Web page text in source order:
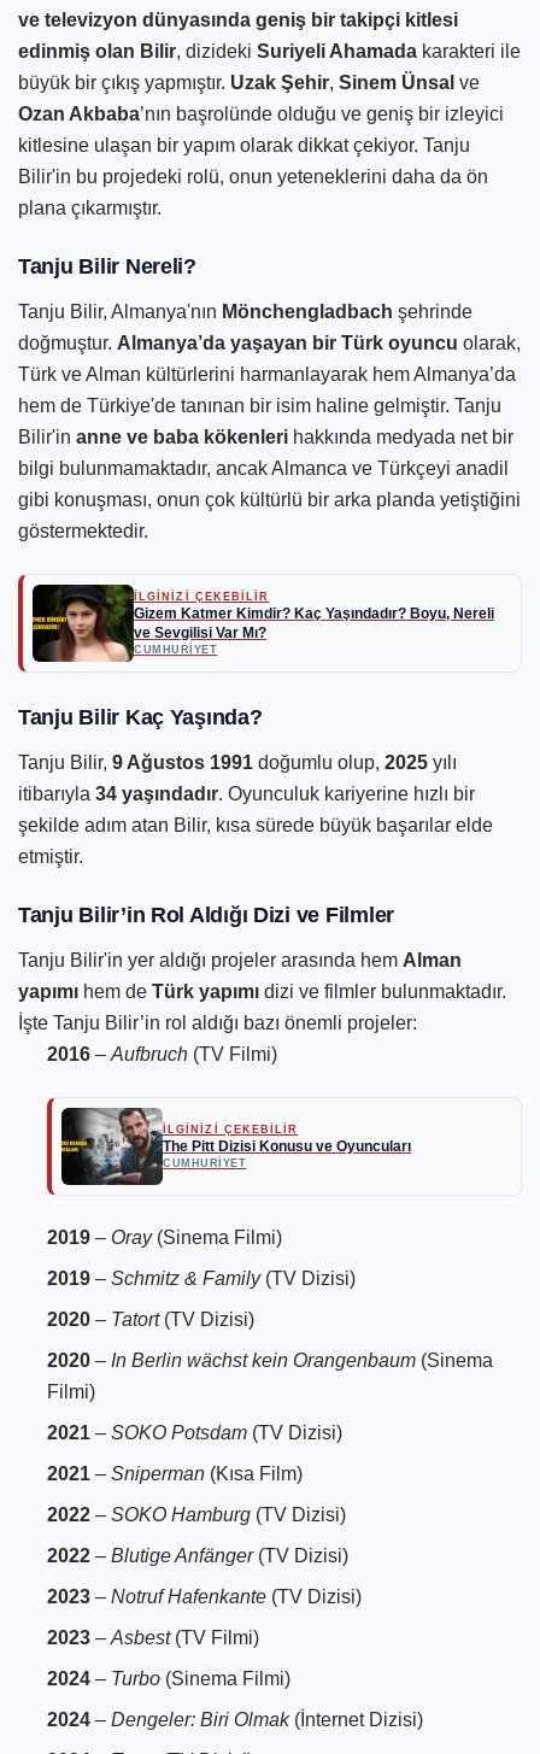
ve televizyon dünyasında geniş bir takipçi kitlesi
edinmiş olan Bilir, dizideki Suriyeli Ahamada karakteri ile
büyük bir çıkış yapmıştır. Uzak Şehir, Sinem Ünsal ve
Ozan Akbaba’nın başrolünde olduğu ve geniş bir izleyici
kitlesine ulaşan bir yapım olarak dikkat çekiyor. Tanju
Bilir'in bu projedeki rolü, onun yeteneklerini daha da ön
plana çıkarmıştır.
Tanju Bilir Nereli?
Tanju Bilir, Almanya'nın Mönchengladbach şehrinde
doğmuştur. Almanya’da yaşayan bir Türk oyuncu olarak,
Türk ve Alman kültürlerini harmanlayarak hem Almanya’da
hem de Türkiye'de tanınan bir isim haline gelmiştir. Tanju
Bilir'in anne ve baba kökenleri hakkında medyada net bir
bilgi bulunmamaktadır, ancak Almanca ve Türkçeyi anadil
gibi konuşması, onun çok kültürlü bir arka planda yetiştiğini
göstermektedir.
İLGİNİZİ ÇEKEBİLİR
Gizem Katmer Kimdir? Kaç Yaşındadır? Boyu, Nereli
ve Sevgilisi Var Mı?
CUMHURIYET
Tanju Bilir Kaç Yaşında?
Tanju Bilir, 9 Ağustos 1991 doğumlu olup, 2025 yılı
itibarıyla 34 yaşındadır. Oyunculuk kariyerine hızlı bir
şekilde adım atan Bilir, kısa sürede büyük başarılar elde
etmiştir.
Tanju Bilir’in Rol Aldığı Dizi ve Filmler
Tanju Bilir'in yer aldığı projeler arasında hem Alman
yapımı hem de Türk yapımı dizi ve filmler bulunmaktadır.
İşte Tanju Bilir’in rol aldığı bazı önemli projeler:
2016 – Aufbruch (TV Filmi)
İLGİNİZİ ÇEKEBİLİR
The Pitt Dizisi Konusu ve Oyuncuları
CUMHURIYET
2019 – Oray(Sinema Filmi)
2019 – Schmitz & Family(TV Dizisi)
2020 – Tatort(TV Dizisi)
2020 – In Berlin wächst kein Orangenbaum (Sinema
Filmi)
2021 – SOKO Potsdam (TV Dizisi)
2021 – Sniperman (Kısa Film)
2022 – SOKO Hamburg (TV Dizisi)
2022 – Blutige Anfänger(TV Dizisi)
2023 – Notruf Hafenkante (TV Dizisi)
2023 – Asbest(TV Filmi)
2024 – Turbo (Sinema Filmi)
2024 – Dengeler: Biri Olmak(İnternet Dizisi)